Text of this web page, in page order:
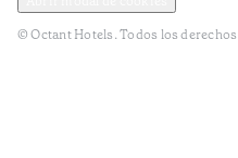
© Octant Hotels. Todos los